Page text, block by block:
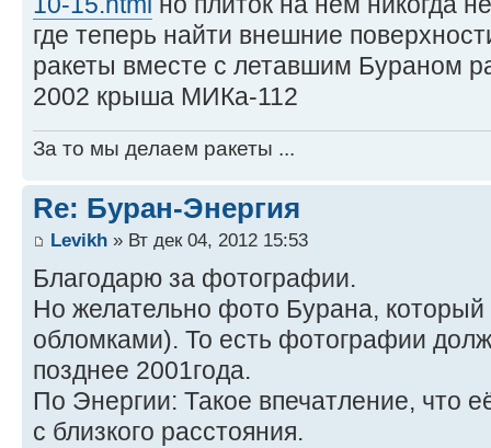
где теперь найти внешние
ракеты вместе с летавшим Бураном
2002 крыша МИКа-112
За то мы делаем ракеты ...
Re: Буран-Энергия
Levikh » Вт дек 04, 2012 15:53
Благодарю за фотографии.
Но желательно фото Бурана, который
обломками). То есть фотографии
позднее 2001года.
По Энергии: Такое впечатление, что
с близкого расстояния.